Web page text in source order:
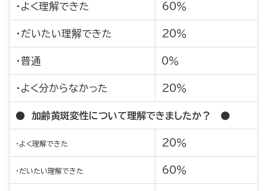
・よく理解できた 60％
・だいたい理解できた 20％
・普通 0％
・よく分からなかった 20％
● 加齢黄斑変性について理解できましたか？ ●
・よく理解できた 20％
・だいたい理解できた 60％